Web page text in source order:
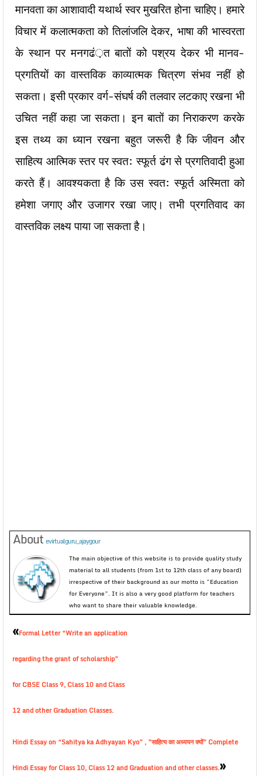
मानवता का आशावादी यथार्थ स्वर मुखरित होना चाहिए। हमारे
विचार में कलात्मकता को तिलांजलि देकर, भाषा की भास्वरता
के स्थान पर मनगढं़त बातों को पश्रय देकर भी मानव-
प्रगतियों का वास्तविक काव्यात्मक चित्रण संभव नहीं हो
सकता। इसी प्रकार वर्ग-संघर्ष की तलवार लटकाए रखना भी
उचित नहीं कहा जा सकता। इन बातों का निराकरण करके
इस तथ्य का ध्यान रखना बहुत जरूरी है कि जीवन और
साहित्य आत्मिक स्तर पर स्वत: स्फूर्त ढंग से प्रगतिवादी हुआ
करते हैं। आवश्यकता है कि उस स्वत: स्फूर्त अस्मिता को
हमेशा जगाए और उजागर रखा जाए। तभी प्रगतिवाद का
वास्तविक लक्ष्य पाया जा सकता है।
About evirtualguru_ajaygour
The main objective of this website is to provide quality study
material to all students (from 1st to 12th class of any board)
irrespective of their background as our motto is “Education
for Everyone”. It is also a very good platform for teachers
who want to share their valuable knowledge.
«Formal Letter “Write an application
regarding the grant of scholarship”
for CBSE Class 9, Class 10 and Class
12 and other Graduation Classes.
Hindi Essay on “Sahitya ka Adhyayan Kyo” , ”साहित्य का अध्ययन क्यों” Complete
Hindi Essay for Class 10, Class 12 and Graduation and other classes.»